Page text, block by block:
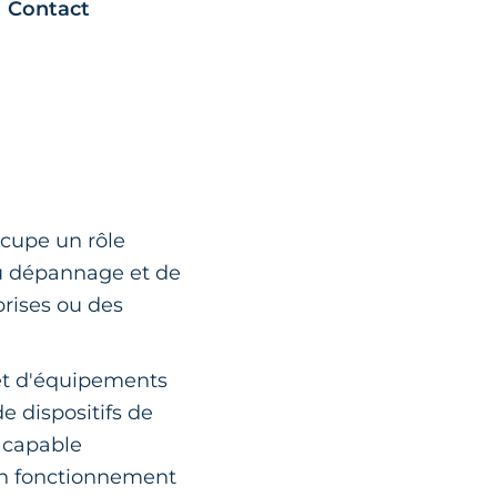
Contact
un rôle
dépannage et de
ou des
d'équipements
dispositifs de
fonctionnement